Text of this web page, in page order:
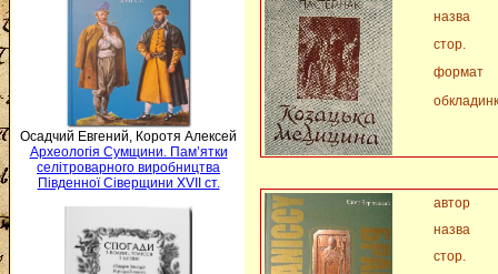
Осадчий Евгений, Коротя Алексей
Археологія Сумщини. Пам’ятки
селітроварного виробництва
Південної Сіверщини XVII ст.
назва
стор.
формат
автор
назва
стор.